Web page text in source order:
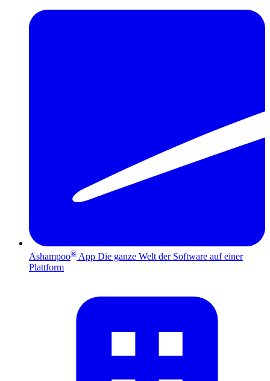
Ashampoo® App Die ganze Welt der Software auf einer
Plattform